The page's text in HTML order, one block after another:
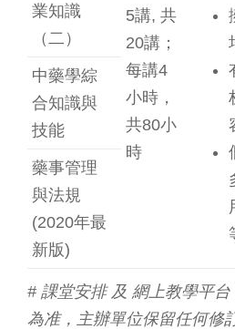
5講, 共
20講；
每講4
小時，
共80小
時
業知識
（二）
中藥學綜
合知識與
技能
藥事管理
與法規
(2020年最
新版)
# 課堂安排 及 網上教學平
為准，主辦單位保留任何修